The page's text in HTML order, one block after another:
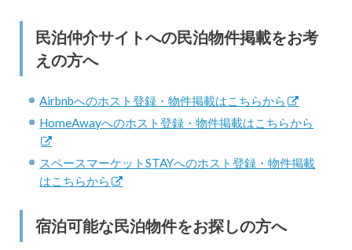
民泊仲介サイトへの民泊物件掲載をお考
えの方へ
Airbnbへのホスト登録・物件掲載はこちらから
HomeAwayへのホスト登録・物件掲載はこちらから
スペースマーケットSTAYへのホスト登録・物件掲載
はこちらから
宿泊可能な民泊物件をお探しの方へ